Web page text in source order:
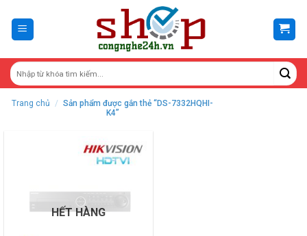
content
Trang chủ / Sản phẩm được gắn thẻ “DS-7332HQHI-
K4”
HẾT HÀNG